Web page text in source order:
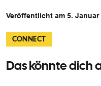
Veröffentlicht am 5. Januar
CONNECT
Das könnte dich